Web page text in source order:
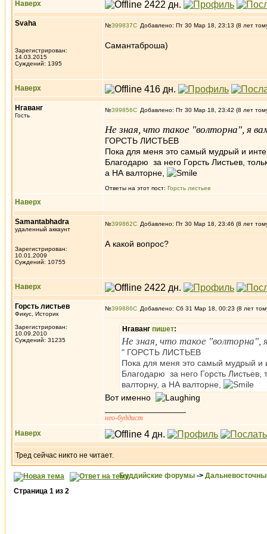
Наверх
Svaha
Зарегистрирован:
14.03.2015
Суждений: 1395
№399837 Добавлено: Пт 30 Мар 18, 23:13 (8 лет
Самантаброша)
Наверх
Нгаванг
Гость
№399856 Добавлено: Пт 30 Мар 18, 23:42 (8 лет
Не зная, что такое "волторна", я
ГОРСТЬ ЛИСТЬЕВ
Пока для меня это самый мудрый и
Благодарю за него Горсть Листьев,
а НА валторне,
Ответы на этот пост: Горсть листьев
Наверх
Samantabhadra
удаленный аккаунт
Зарегистрирован:
10.01.2009
Суждений: 10755
№399862 Добавлено: Пт 30 Мар 18, 23:46 (8 лет
А какой вопрос?
Наверх
Горсть листьев
Фикус, Историк
Зарегистрирован:
10.09.2010
Суждений: 31235
№399886 Добавлено: Сб 31 Мар 18, 00:23 (8 лет
Нгаванг пишет:
Не зная, что такое "волторна",
" ГОРСТЬ ЛИСТЬЕВ
Пока для меня это самый мудрый и
Благодарю за него Горсть
валторну, а НА валторне,
Вот именно
нео-буддист
Наверх
Тред сейчас никто не читает.
Буддийские форумы ->
Страница 1 из 2